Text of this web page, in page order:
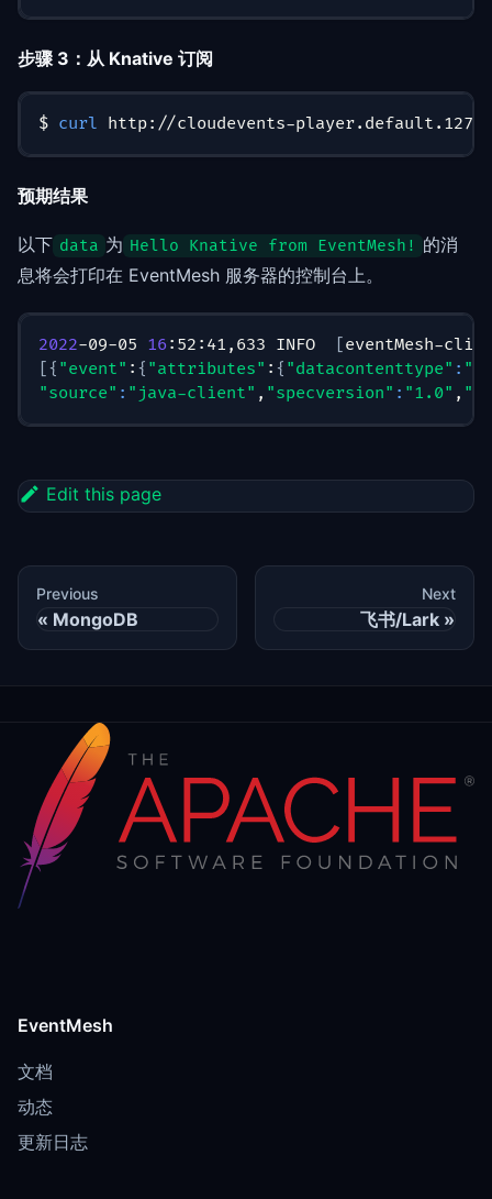
步骤 3：从 Knative 订阅
$ curl http://cloudevents-
预期结果
以下 data 为 Hello Knative from EventMesh! 的消
息将会打印在 EventMesh 服务器的控制台上。
2022-09-05 16:52:41,633 INFO [eventMesh-
[{ "event" : { "attributes" : { "datacontenttype" :
"source" : "java-client" , "specversion" : "1.0" ,
Edit this page
Previous
MongoDB
Next
飞书/Lark
EventMesh
文档
动态
更新日志